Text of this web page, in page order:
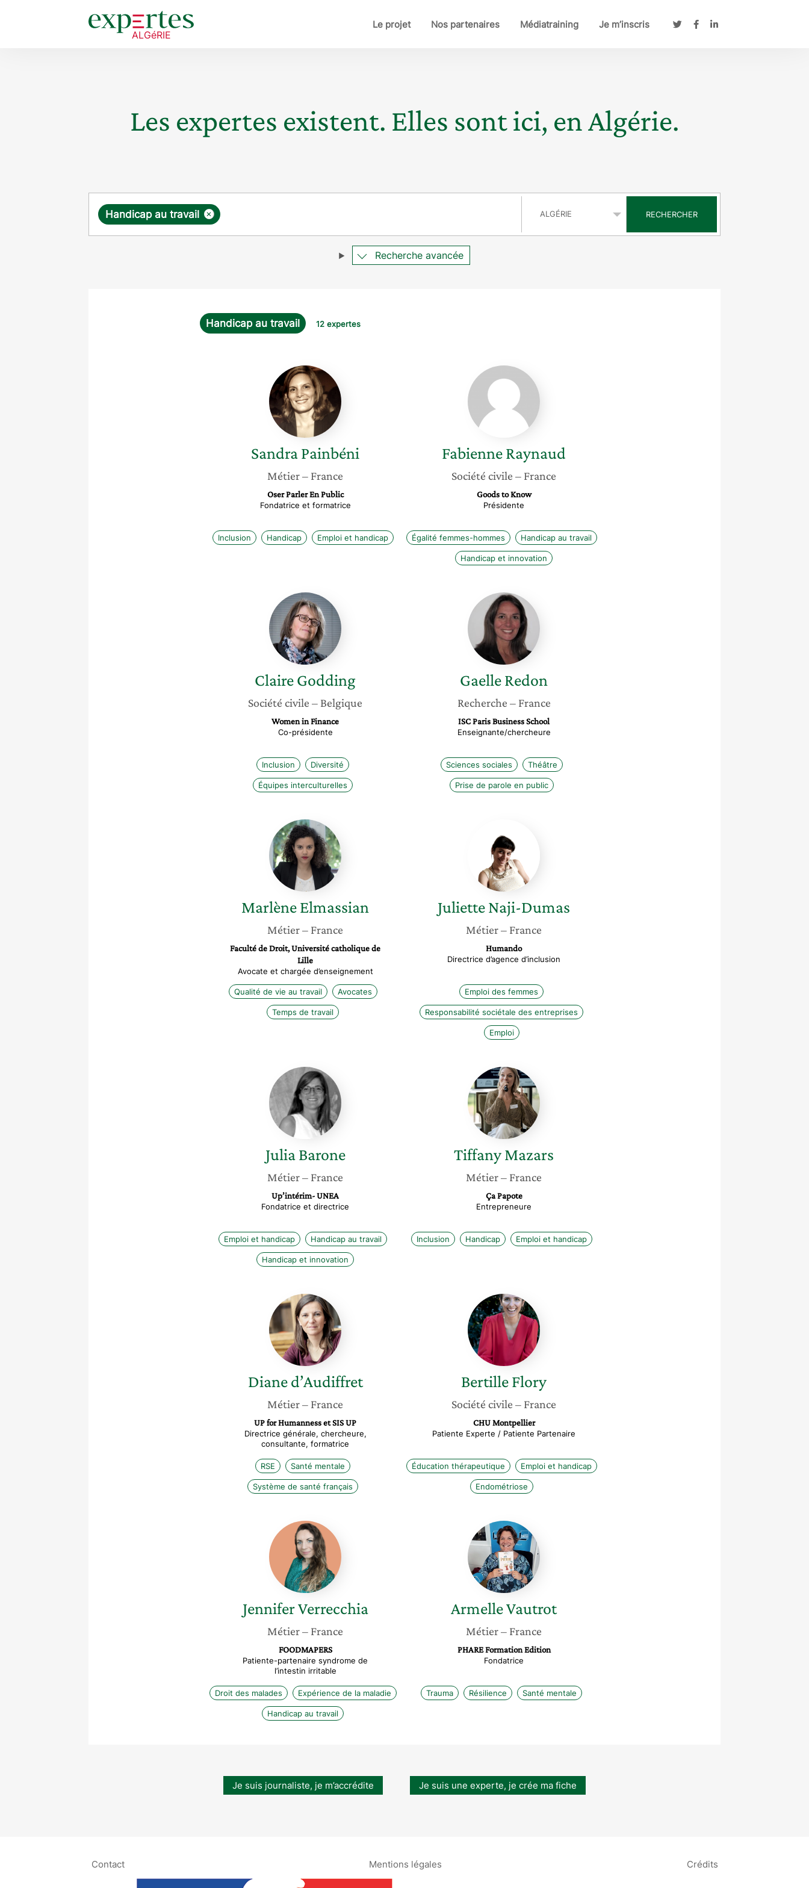
Le projet Nos partenaires Médiatraining Je m’inscris
Les expertes existent. Elles sont ici, en Algérie.
Requête ×
Handicap au travail RECHERCHER
Recherche avancée
Handicap au travail 12 expertes
Sandra
Painbéni
SandraPainbéni
Métier– France
Oser Parler En Public
Fondatrice et formatrice
Inclusion Handicap Emploi et handicap
Fabienne
Raynaud
FabienneRaynaud
Société civile – France
Goods to Know
Présidente
Égalité femmes-hommes Handicap au travail
Handicap et innovation
Claire
Godding
ClaireGodding
Société civile – Belgique
Women in Finance
Co-présidente
Inclusion Diversité
Équipes interculturelles
Gaelle
Redon
GaelleRedon
Recherche – France
ISC Paris Business School
Enseignante/chercheure
Sciences sociales Théâtre
Prise de parole en public
Marlène
Elmassian
MarlèneElmassian
Métier– France
Faculté de Droit, Université catholique de
Lille
Avocate et chargée d’enseignement
Qualité de vie au travail Avocates
Temps de travail
Naji-
Dumas
JulietteNaji-Dumas
Métier– France
Humando
Directrice d’agence d’inclusion
Emploi des femmes
Responsabilité sociétale des entreprises
Emploi
Julia
Barone
Julia Barone
Métier– France
Up’intérim- UNEA
Fondatrice et directrice
Emploi et handicap Handicap au travail
Handicap et innovation
Tiffany
Mazars
TiffanyMazars
Métier– France
Ça Papote
Entrepreneure
Inclusion Handicap Emploi et handicap
Diane
d’Audiffret
Diane d’Audiffret
Métier– France
UP for Humanness et SIS UP
Directrice générale, chercheure,
consultante, formatrice
RSE Santé mentale
Système de santé français
Bertille
Flory
BertilleFlory
Société civile – France
CHU Montpellier
Patiente Experte / Patiente Partenaire
Éducation thérapeutique Emploi et handicap
Endométriose
Jennifer
Verrecchia
JenniferVerrecchia
Métier– France
FOODMAPERS
Patiente-partenaire syndrome de
l’intestin irritable
Droit des malades Expérience de la maladie
Handicap au travail
Armelle
Vautrot
ArmelleVautrot
Métier– France
PHARE Formation Edition
Fondatrice
Trauma Résilience Santé mentale
Je suis journaliste, je m’accrédite Je suis une experte, je crée ma fiche
Contact Mentions légales Crédits